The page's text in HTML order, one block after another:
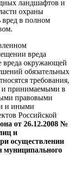
ландшафтов и
охраны
вред в полном
вреда
вреда окружающей
обязательных
требования,
и принимаемыми в
правовыми
и иными
Российской
от 26.12.2008 №
и
осуществлении
муниципального